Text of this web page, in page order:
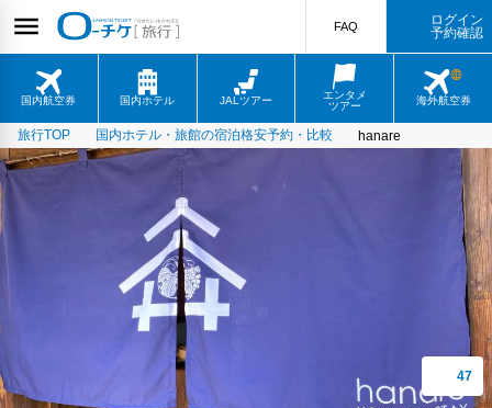
国内航空券 国内ホテル JALツアー
エンタメ
ツアー
海外航空券
FAQ
ログイン
予約確認
旅行TOP 国内ホテル・旅館の宿泊格安予約・比較 hanare